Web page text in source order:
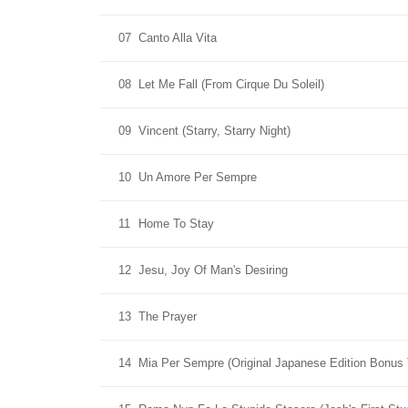
07 Canto Alla Vita
08 Let Me Fall (From Cirque Du Soleil)
09 Vincent (Starry, Starry Night)
10 Un Amore Per Sempre
11 Home To Stay
12 Jesu, Joy Of Man's Desiring
13 The Prayer
14 Mia Per Sempre (Original Japanese Edition Bonus